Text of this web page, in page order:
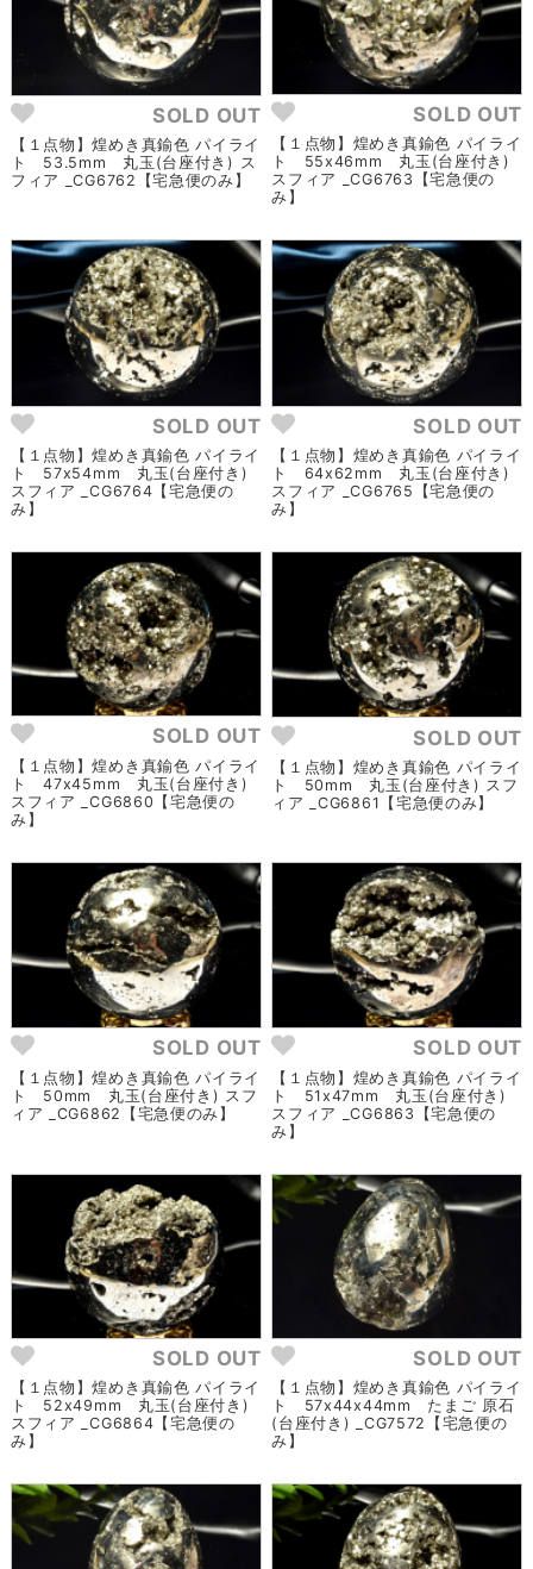
SOLD OUT
【１点物】煌めき真鍮色 パイライ
ト 53.5mm 丸玉(台座付き) ス
フィア _CG6762【宅急便のみ】
SOLD OUT
【１点物】煌めき真鍮色 パイライ
ト 55x46mm 丸玉(台座付き)
スフィア _CG6763【宅急便の
み】
SOLD OUT
【１点物】煌めき真鍮色 パイライ
ト 57x54mm 丸玉(台座付き)
スフィア _CG6764【宅急便の
み】
SOLD OUT
【１点物】煌めき真鍮色 パイライ
ト 64x62mm 丸玉(台座付き)
スフィア _CG6765【宅急便の
み】
SOLD OUT
【１点物】煌めき真鍮色 パイライ
ト 47x45mm 丸玉(台座付き)
スフィア _CG6860【宅急便の
み】
SOLD OUT
【１点物】煌めき真鍮色 パイライ
ト 50mm 丸玉(台座付き) スフ
ィア _CG6861【宅急便のみ】
SOLD OUT
【１点物】煌めき真鍮色 パイライ
ト 50mm 丸玉(台座付き) スフ
ィア _CG6862【宅急便のみ】
SOLD OUT
【１点物】煌めき真鍮色 パイライ
ト 51x47mm 丸玉(台座付き)
スフィア _CG6863【宅急便の
み】
SOLD OUT
【１点物】煌めき真鍮色 パイライ
ト 52x49mm 丸玉(台座付き)
スフィア _CG6864【宅急便の
み】
SOLD OUT
【１点物】煌めき真鍮色 パイライ
ト 57x44x44mm たまご 原石
(台座付き) _CG7572【宅急便の
み】